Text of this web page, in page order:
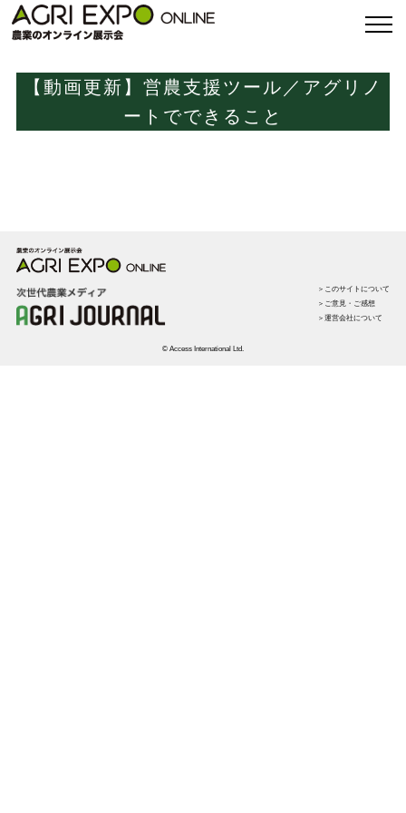
【動画更新】営農支援ツール／アグリノ
ートでできること
＞このサイトについて
＞ご意見・ご感想
＞運営会社について
© Access International Ltd.